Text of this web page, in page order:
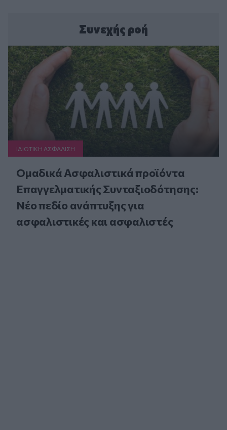
Συνεχής ροή
ΙΔΙΩΤΙΚΗ ΑΣΦAΛΙΣΗ
Ομαδικά Ασφαλιστικά προϊόντα
Επαγγελματικής Συνταξιοδότησης:
Νέο πεδίο ανάπτυξης για
ασφαλιστικές και ασφαλιστές